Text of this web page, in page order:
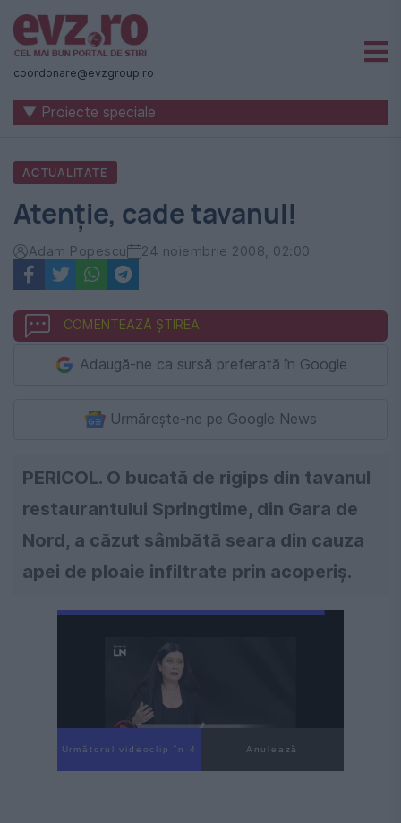
Știri
naționale
internaționale
România
-
Evenimentul
Zilei
coordonare@evzgroup.ro
▼ Proiecte speciale
ACTUALITATE
Atenţie, cade tavanul!
Adam Popescu 24 noiembrie 2008, 02:00
COMENTEAZĂ ȘTIREA
Adaugă-ne ca sursă preferată în Google
Urmărește-ne pe Google News
PERICOL. O bucată de rigips din tavanul
restaurantului Springtime, din Gara de
Nord, a căzut sâmbătă seara din cauza
apei de ploaie infiltrate prin acoperiş.
Următorul videoclip în 3 Anulează